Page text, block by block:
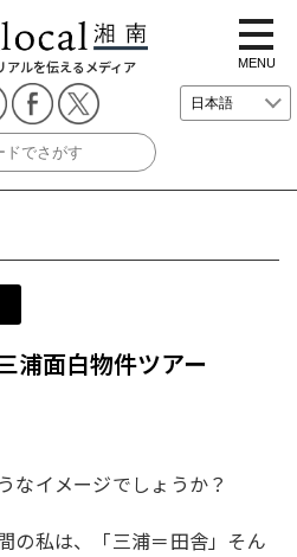
アルを伝えるメディア
t
o
g
g
e
i
i
MENU
浦面白物件ツアー
なイメージでしょうか？
の私は、「三浦＝田舎」そん